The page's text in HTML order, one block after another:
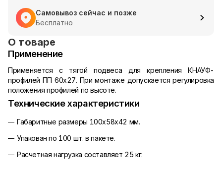
Самовывоз сейчас и позже
Бесплатно
О товаре
Применение
Применяется с тягой подвеса для крепления КНАУФ-
профилей ПП 60х27. При монтаже допускается регулировка
положения профилей по высоте.
Технические характеристики
Габаритные размеры 100х58х42 мм.
Упакован по 100 шт. в пакете.
Расчетная нагрузка составляет 25 кг.